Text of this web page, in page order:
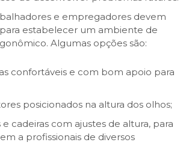
e empregadores devem
estabelecer um ambiente de
Algumas opções são:
confortáveis e com bom apoio para
posicionados na altura dos olhos;
e cadeiras com ajustes de altura, para
a profissionais de diversos